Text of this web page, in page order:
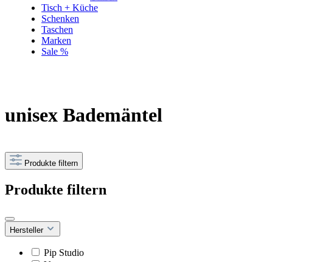
Tisch + Küche
Schenken
Taschen
Marken
Sale %
unisex Bademäntel
Produkte filtern
Produkte filtern
Hersteller
Pip Studio